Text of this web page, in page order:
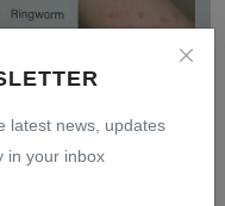
latest news, updates
in your inbox